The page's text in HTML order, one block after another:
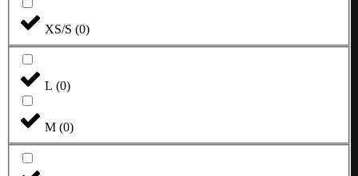
XS/S (0)
L (0)
M (0)